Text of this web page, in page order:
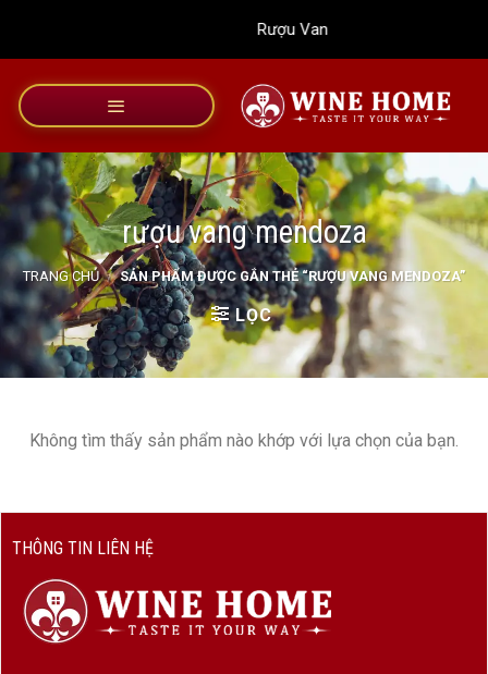
dung
Rượu Vang Wine Home
rượu vang mendoza
TRANG CHỦ / SẢN PHẨM ĐƯỢC GẮN THẺ “RƯỢU VANG MENDOZA”
LỌC
Không tìm thấy sản phẩm nào khớp với lựa chọn của bạn.
THÔNG TIN LIÊN HỆ